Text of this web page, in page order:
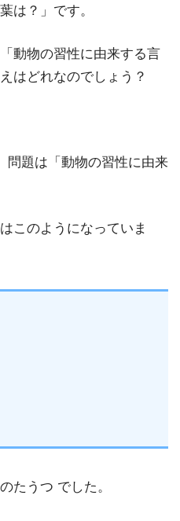
は？」です。
動物の習性に由来する言
はどれなのでしょう？
問題は「動物の習性に由来
このようになっていま
たうつ でした。